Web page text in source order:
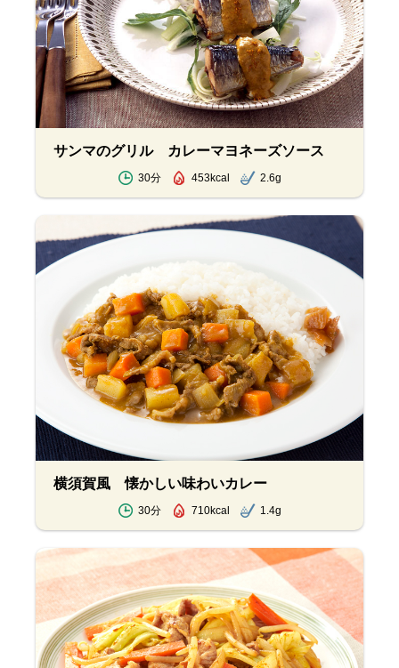
サンマのグリル カレーマヨネーズソース
30分 453kcal 2.6g
横須賀風 懐かしい味わいカレー
30分 710kcal 1.4g